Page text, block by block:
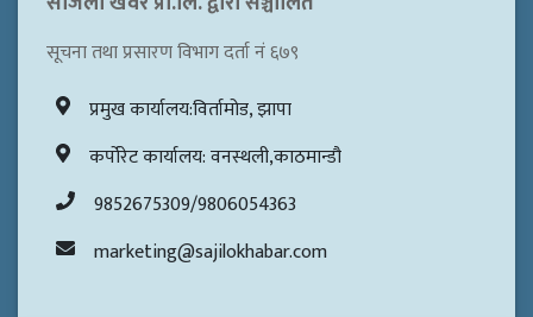
सूचना तथा प्रसारण विभाग दर्ता नं ६७९
प्रमुख कार्यालय:विर्तामोड, झापा
कर्पोरेट कार्यालय: वनस्थली,काठमान्डौ
9852675309/9806054363
marketing@sajilokhabar.com